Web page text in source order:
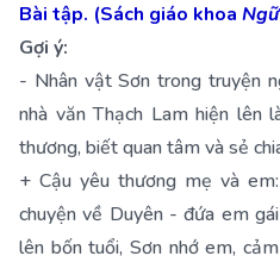
Bài tập. (Sách giáo khoa
Gợi ý:
- Nhân vật Sơn trong truyện
nhà văn Thạch Lam hiện lên
thương, biết quan tâm và sẻ
+ Cậu yêu thương mẹ và
chuyện về Duyên - đứa em
lên bốn tuổi, Sơn nhớ em,